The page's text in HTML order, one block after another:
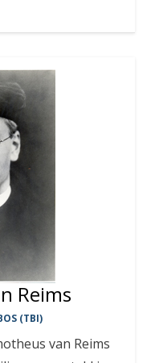
Reims
(TBI)
van Reims